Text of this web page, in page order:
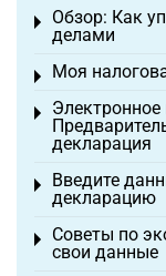
Обзор: Как
делами
Toggle menu
Моя
Toggle menu
декларация
Toggle menu
Введите
декларацию
Toggle menu
Советы по
свои данные
Toggle menu